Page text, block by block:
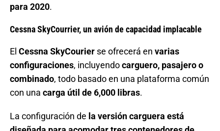
para 2020.
Cessna SkyCourrier, un avión de capacidad implacable
El Cessna SkyCourier se ofrecerá en varias
configuraciones, incluyendocarguero, pasajero o
combinado, todo basado en una plataforma común
con una carga útil de 6,000 libras.
La configuración de la versión carguera está